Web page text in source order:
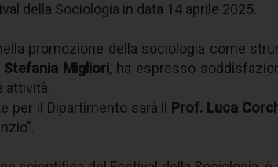
della Sociologia in data 14 aprile 2025.
promozione della sociologia come
Stefania Migliori, ha espresso
attività.
per il Dipartimento sarà il
Prof. Luca